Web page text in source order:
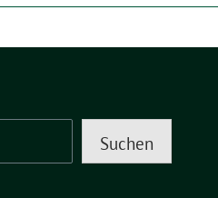
Suchen